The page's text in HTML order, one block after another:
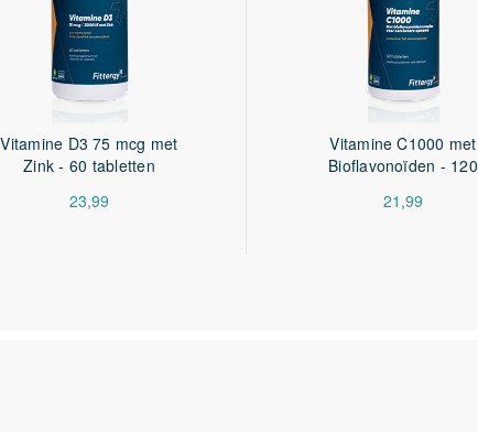
Vitamine D3 75 mcg met
Zink - 60 tabletten
23,99
Vitamine C1000 met
Bioflavonoïden - 120
21,99